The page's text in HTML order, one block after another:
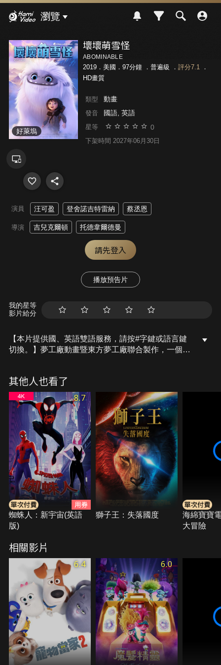
瀏覽
好萊塢
壞壞萌雪怪
ABOMINABLE
2019．美國．97分鐘 ． 普遍級 ． 評分7.1．
HD畫質
類型 動畫
發音 國語, 英語
星等 0
下架時間 2027年06月30日
演員 汪可盈 登舍諾吉特雷納 蔡丞恩
導演 吉兒克爾頓 托德韋爾德曼
請先登入
播放預告片
我的星等
影片給分
【本片提供國、英語雙語服務，請按#字鍵或語言鍵
切換。】夢工廠動畫暨東方夢工廠聯合製作，一個擁
黨阿靖和潘潘，替他取名為「埃佛勒斯」，然後踏上
一場驚險刺激、史詩般的冒險旅程，試圖把這個魔法
雪怪帶到地球的最高峰，再度與他的家人團聚。
其他人也看了
8.7
蜘蛛人：新宇宙(英語
版)
獅子王：失落國度
海綿寶寶
大冒險
相關影片
6.4 6.0